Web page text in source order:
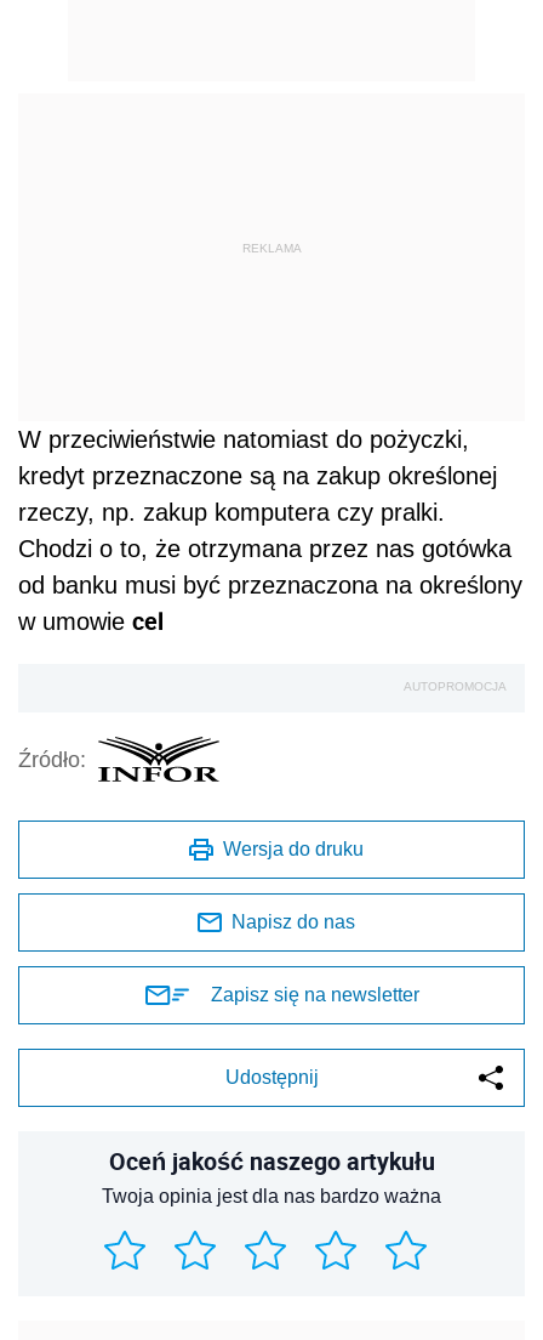
REKLAMA
W przeciwieństwie natomiast do pożyczki,
kredyt przeznaczone są na zakup określonej
rzeczy, np. zakup komputera czy pralki.
Chodzi o to, że otrzymana przez nas gotówka
od banku musi być przeznaczona na określony
w umowie cel
AUTOPROMOCJA
Źródło:
Wersja do druku
Napisz do nas
Zapisz się na newsletter
Udostępnij
Oceń jakość naszego artykułu
Twoja opinia jest dla nas bardzo ważna